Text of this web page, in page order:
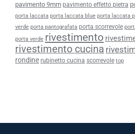
pavimento 9mm pavimento effetto pietra
porta laccata porta laccata blue porta laccata
verde porta pantografata porta scorrevole
porta verde rivestimento
rivestimento cucina
rondine rubinetto cucina scorrevole top